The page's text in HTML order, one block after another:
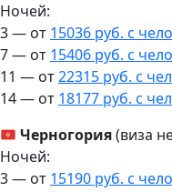
Ночей:
3 — от 15036 руб. с
7 — от 15406 руб. с
11 — от22315 руб. с
14 — от 18177 руб. с
Черногория(виза
Ночей:
3 — от 15190 руб. с